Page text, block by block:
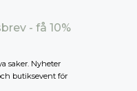
- få 10%
saker. Nyheter
butiksevent för